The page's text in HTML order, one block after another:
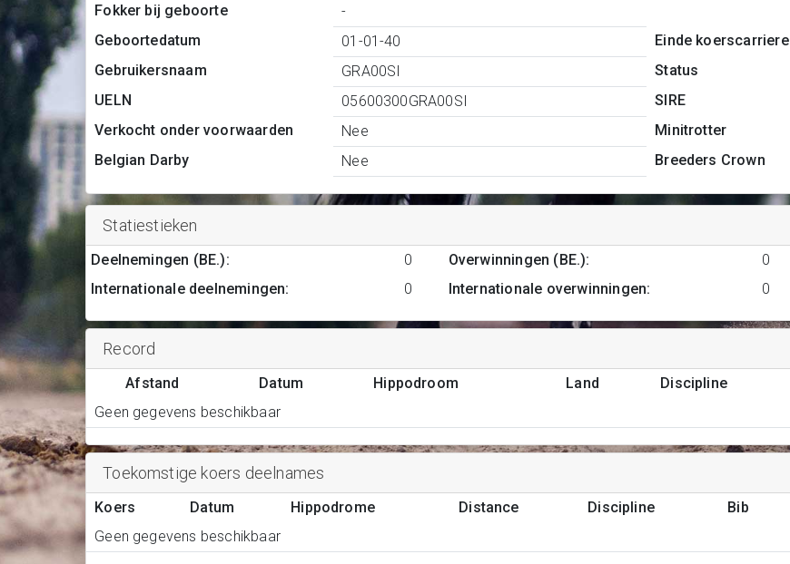
Fokker bij geboorte
-
Geboortedatum
01-01-40 Einde koerscarriere
Gebruikersnaam
GRA00SI Status
UELN
05600300GRA00SI SIRE
Verkocht onder voorwaarden
Nee Minitrotter
Belgian Darby
Nee Breeders Crown
Statiestieken
Deelnemingen (BE.):
0
Internationale deelnemingen: 0
Overwinningen (BE.):
0
Internationale overwinningen: 0
Record
Afstand Datum Hippodroom Land Discipline
Geen gegevens beschikbaar
Toekomstige koers deelnames
Koers Datum Hippodrome Distance Discipline Bib
Geen gegevens beschikbaar